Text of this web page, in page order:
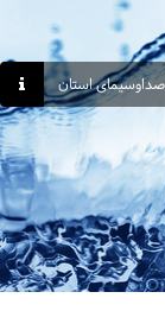
استان